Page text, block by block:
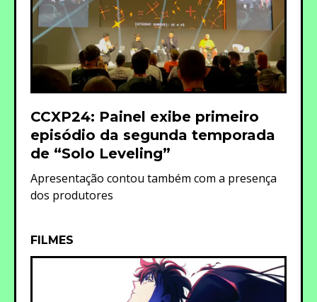
CCXP24: Painel exibe primeiro
episódio da segunda temporada
de “Solo Leveling”
Apresentação contou também com a presença
dos produtores
FILMES